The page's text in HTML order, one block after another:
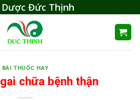
Dược Đức Thịnh
BÀI THUỐC HAY
chữa bệnh thận